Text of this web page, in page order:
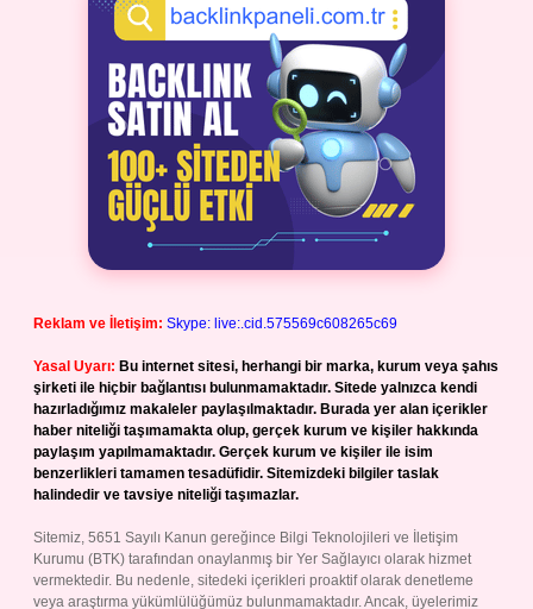
Reklam ve İletişim: Skype: live:.cid.575569c608265c69
Yasal Uyarı: Bu internet sitesi, herhangi bir marka, kurum veya şahıs
şirketi ile hiçbir bağlantısı bulunmamaktadır. Sitede yalnızca kendi
hazırladığımız makaleler paylaşılmaktadır. Burada yer alan içerikler
haber niteliği taşımamakta olup, gerçek kurum ve kişiler hakkında
paylaşım yapılmamaktadır. Gerçek kurum ve kişiler ile isim
benzerlikleri tamamen tesadüfidir. Sitemizdeki bilgiler taslak
halindedir ve tavsiye niteliği taşımazlar.
Sitemiz, 5651 Sayılı Kanun gereğince Bilgi Teknolojileri ve İletişim
Kurumu (BTK) tarafından onaylanmış bir Yer Sağlayıcı olarak hizmet
vermektedir. Bu nedenle, sitedeki içerikleri proaktif olarak denetleme
veya araştırma yükümlülüğümüz bulunmamaktadır. Ancak, üyelerimiz